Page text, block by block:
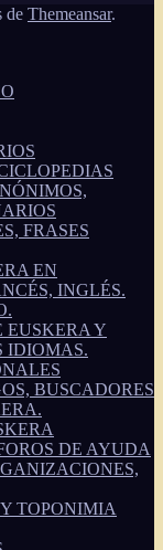
de Themeansar.
FRASES
EN
INGLÉS.
EUSKERA Y
IDIOMAS.
BUSCADORES
DE AYUDA
TOPONIMIA